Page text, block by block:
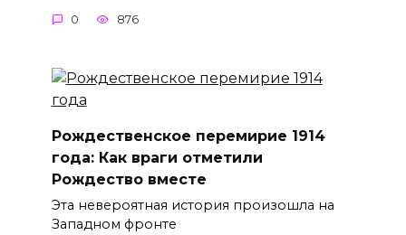
0 876
Рождественское перемирие 1914
года: Как враги отметили
Рождество вместе
Эта невероятная история произошла на
Западном фронте